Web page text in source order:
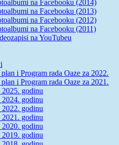
na Facebooku (2014)
na Facebooku (2013)
na Facebooku (2012)
na Facebooku (2011)
na YouTubeu
i Program rada Oaze za 2022.
i Program rada Oaze za 2021.
2025. godinu
2024. godinu
2022. godinu
2021. godinu
2020. godinu
2019. godinu